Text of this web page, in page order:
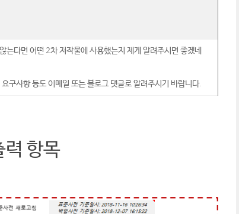
다면 어떤 2차 저작물에 사용했는지 제게 알려주시면 좋겠네
구사항 등도 이메일 또는 블로그 댓글로 알려주시기 바랍니다.
력 항목